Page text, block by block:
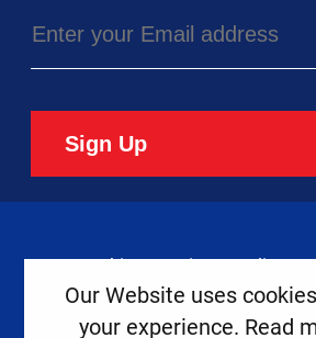
Sign Up
Copyright ©2026
Cookies Privacy Policy
Our Website uses
your experience. Read